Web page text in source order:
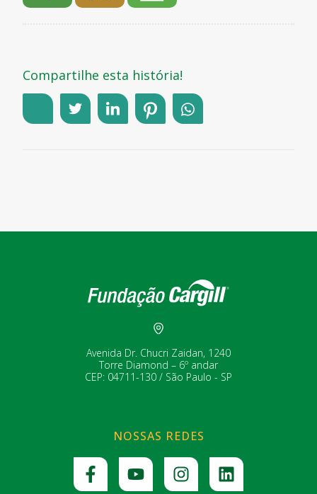
Compartilhe esta história!
Avenida Dr. Chucri Zaidan, 1240
Torre Diamond – 6º andar
CEP: 04711-130 / São Paulo - SP
NOSSAS REDES